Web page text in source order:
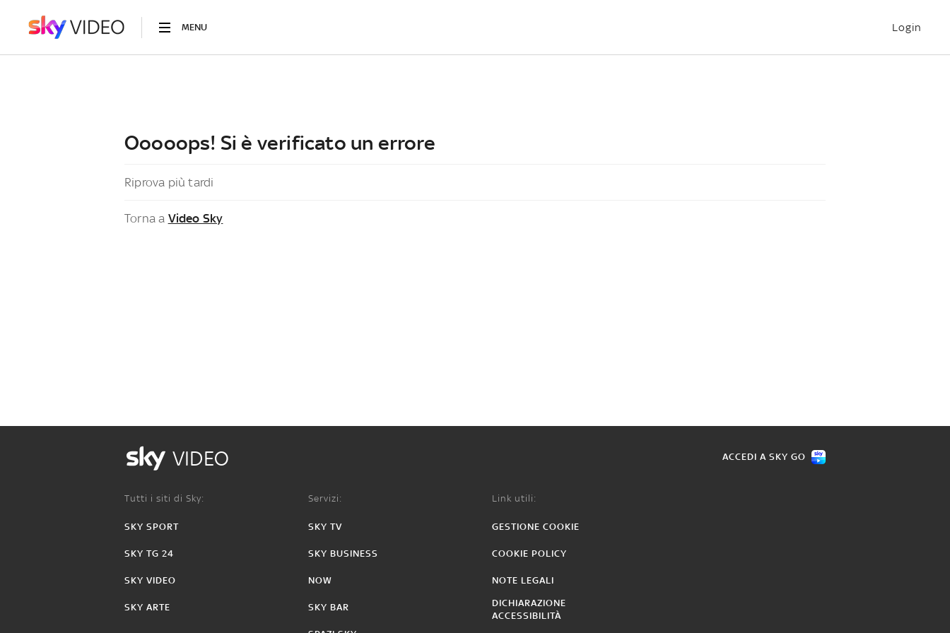
MENU Login
Ooooops! Si è verificato un errore
Riprova più tardi
Torna a Video Sky
VIDEO ACCEDI A SKY GO
Tutti i siti di Sky:
SKY SPORT
SKY TG 24
SKY VIDEO
SKY ARTE
Servizi:
SKY TV
SKY BUSINESS
NOW
SKY BAR
Link utili:
GESTIONE COOKIE
COOKIE POLICY
NOTE LEGALI
DICHIARAZIONE
ACCESSIBILITÀ